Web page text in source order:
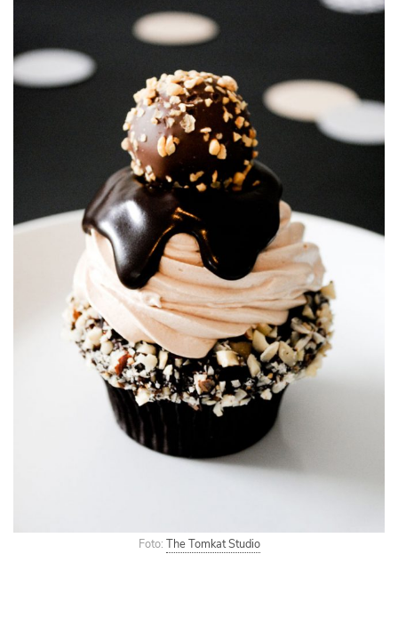
Foto: The Tomkat Studio